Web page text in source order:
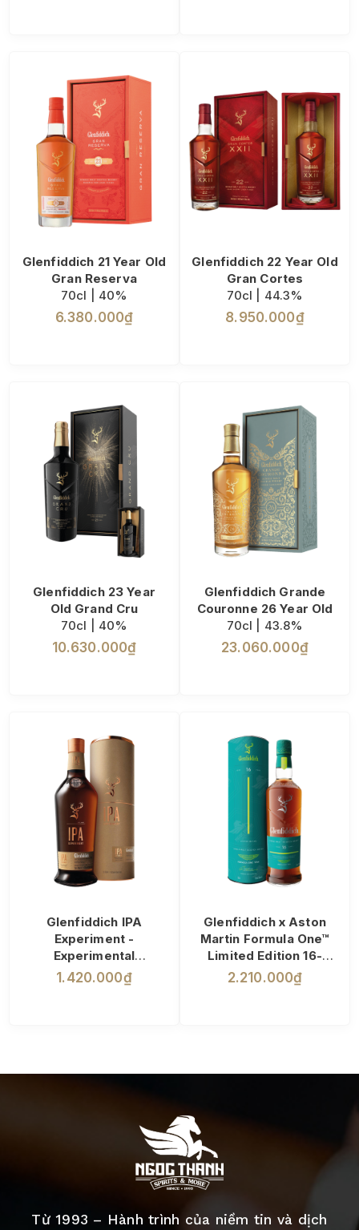
Glenfiddich 21 Year Old
Gran Reserva
70cl | 40%
6.380.000₫
Glenfiddich 22 Year Old
Gran Cortes
70cl | 44.3%
8.950.000₫
Glenfiddich 23 Year
Old Grand Cru
70cl | 40%
10.630.000₫
Glenfiddich Grande
Couronne 26 Year Old
70cl | 43.8%
23.060.000₫
Glenfiddich IPA
Experiment -
Experimental
70cl | 43%
1.420.000₫
Glenfiddich x Aston
Martin Formula One™
Limited Edition 16-
Year-Old
70cl | 43%
2.210.000₫
Từ 1993 – Hành trình của niềm tin và dịch